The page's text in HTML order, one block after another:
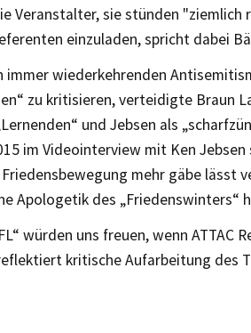
Veranstalter, sie stünden "ziemlich
einzuladen, spricht dabei
immer wiederkehrenden
zu kritisieren, verteidigte Braun
und Jebsen als
im Videointerview mit Ken
Friedensbewegung mehr gäbe lässt
Apologetik des „Friedenswinters“
würden uns freuen, wenn ATTAC
kritische Aufarbeitung des